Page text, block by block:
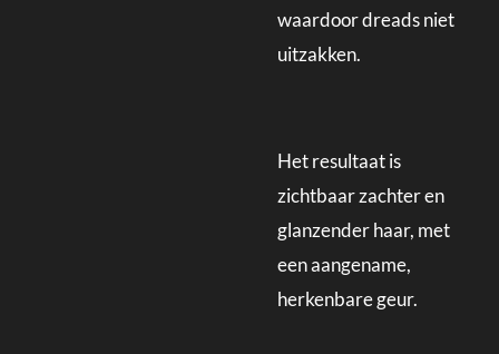
waardoor dreads niet
uitzakken.
Het resultaat is
zichtbaar zachter en
glanzender haar, met
een aangename,
herkenbare geur.